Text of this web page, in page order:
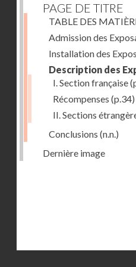
PAGE DE TITRE
TABLE DES
Admission des
Installation des
Description des
I. Section française
Récompenses (p.34)
II. Sections
Conclusions (n.n.)
Dernière image